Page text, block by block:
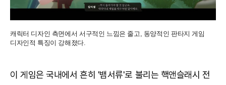
캐릭터 디자인 측면에서 서구적인 느낌은 줄고, 동양적인 판타지 게임
디자인적 특징이 강해졌다.
이 게임은 국내에서 흔히 '뱀서류'로 불리는 핵앤슬래시 전